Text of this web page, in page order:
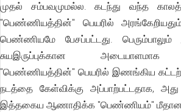
முதல் சம்பவமுமல்ல. கடந்து வந்த
"பெண்ணியத்தின்" பெயரில்
பெண்ணியமே பேசப்பட்டது.
சுயஇருப்புக்கான அடையாளமாக
"பெண்ணியத்தின்" பெயரில் இணங்கிய
நடத்தை கேள்விக்கு அப்பாற்பட்டதாக, அது
இத்தகைய ஆணாதிக்க "பெண்ணியம்"